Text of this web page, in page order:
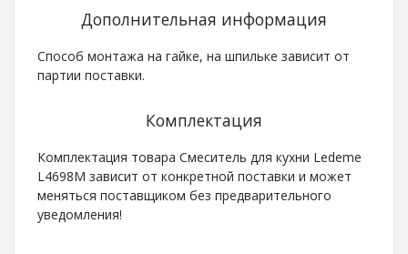
Дополнительная информация
Способ монтажа на гайке, на шпильке зависит от
партии поставки.
Комплектация
Комплектация товара Смеситель для кухни Ledeme
L4698M зависит от конкретной поставки и может
меняться поставщиком без предварительного
уведомления!